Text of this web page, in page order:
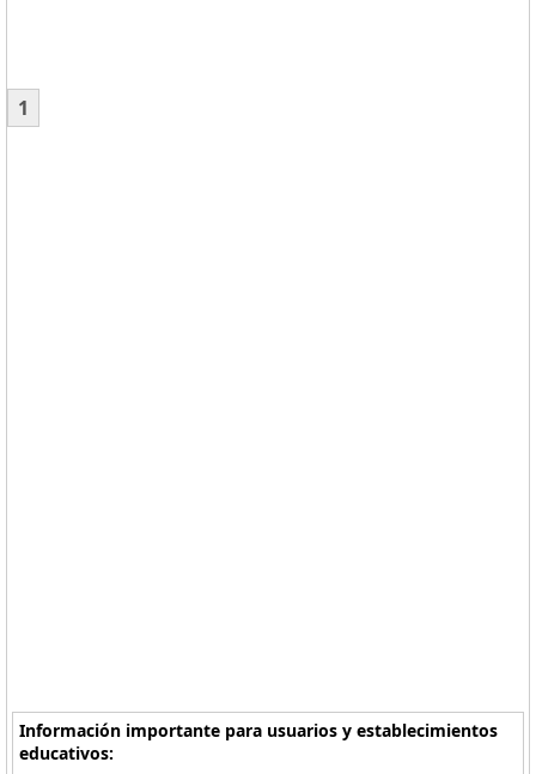
1
Información importante para usuarios y establecimientos
educativos: